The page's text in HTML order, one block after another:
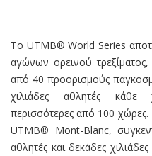
Το UTMB® World Series
αγώνων ορεινού
από 40 προορισμούς
χιλιάδες αθλητές
περισσότερες από 100
UTMB® Mont-Blanc,
αθλητές και δεκάδες